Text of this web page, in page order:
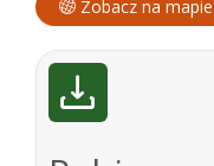
Zobacz na mapie